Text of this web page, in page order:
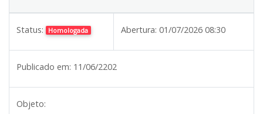
Status: Homologada Abertura: 01/07/2026 08:30
Publicado em: 11/06/2202
Objeto: